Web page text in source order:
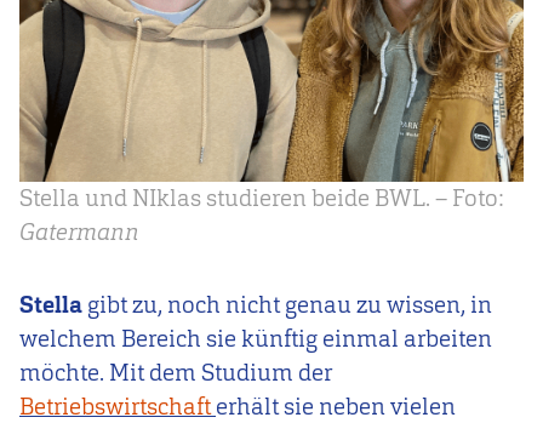
Stella und NIklas studieren beide BWL. – Foto:
Gatermann
Stella gibt zu, noch nicht genau zu wissen, in
welchem Bereich sie künftig einmal arbeiten
möchte. Mit dem Studium der
Betriebswirtschafterhält sie neben vielen